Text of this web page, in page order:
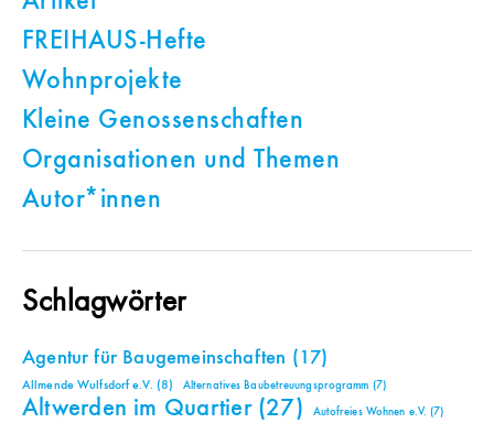
FREIHAUS-Hefte
Wohnprojekte
Kleine Genossenschaften
Organisationen und Themen
Autor*innen
Schlagwörter
Agentur für Baugemeinschaften (17)
Allmende Wulfsdorf e.V. (8) Alternatives Baubetreuungsprogramm (7)
Altwerden im Quartier(27) Autofreies Wohnen e.V. (7)